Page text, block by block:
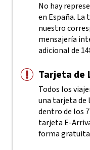
No hay
en España.
nuestro
mensajería
adicional de
Tarjeta de
Todos los
una tarjeta
dentro de los
tarjeta E-
forma